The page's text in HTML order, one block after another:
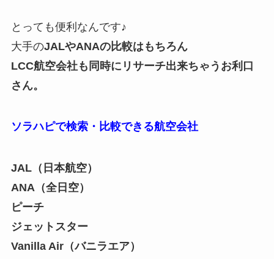
とっても便利なんです♪︎
大手のJALやANAの比較はもちろん
LCC航空会社も同時にリサーチ出来ちゃうお利口
さん。
ソラハピで検索・比較できる航空会社
JAL（日本航空）
ANA（全日空）
ピーチ
ジェットスター
Vanilla Air（バニラエア）